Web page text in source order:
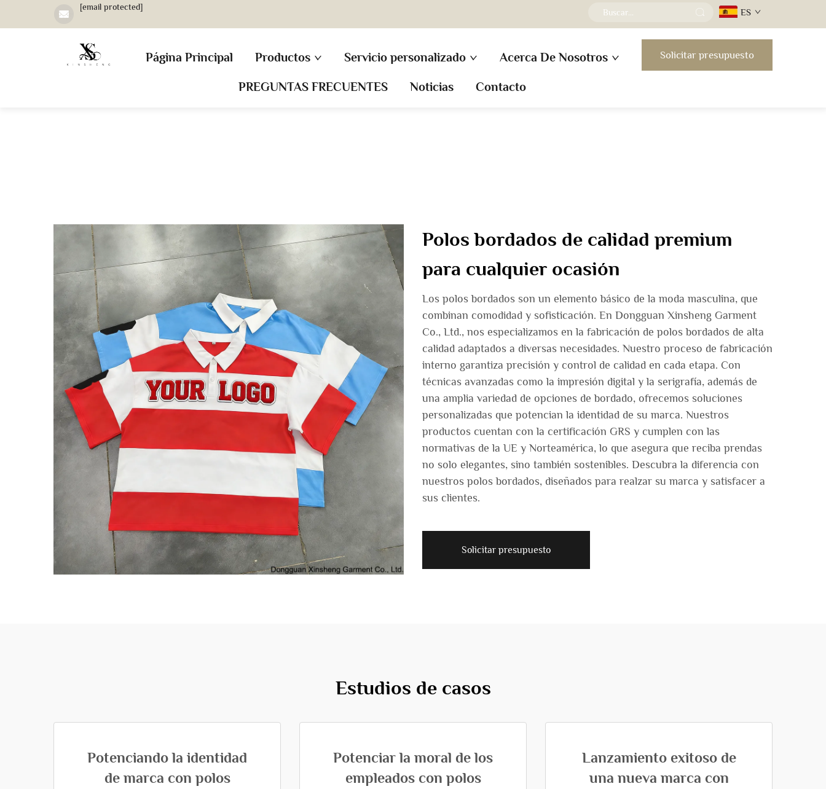
[email protected] ES
Página Principal Productos Servicio personalizado Acerca De Nosotros
PREGUNTAS FRECUENTES Noticias Contacto
Solicitar presupuesto
Polos bordados de calidad premium
para cualquier ocasión
Los polos bordados son un elemento básico de la moda masculina, que
combinan comodidad y sofisticación. En Dongguan Xinsheng Garment
Co., Ltd., nos especializamos en la fabricación de polos bordados de alta
calidad adaptados a diversas necesidades. Nuestro proceso de fabricación
interno garantiza precisión y control de calidad en cada etapa. Con
técnicas avanzadas como la impresión digital y la serigrafía, además de
una amplia variedad de opciones de bordado, ofrecemos soluciones
personalizadas que potencian la identidad de su marca. Nuestros
productos cuentan con la certificación GRS y cumplen con las
normativas de la UE y Norteamérica, lo que asegura que reciba prendas
no solo elegantes, sino también sostenibles. Descubra la diferencia con
nuestros polos bordados, diseñados para realzar su marca y satisfacer a
sus clientes.
Solicitar presupuesto
Estudios de casos
Potenciando la identidad
de marca con polos
Potenciar la moral de los
empleados con polos
Lanzamiento exitoso de
una nueva marca con